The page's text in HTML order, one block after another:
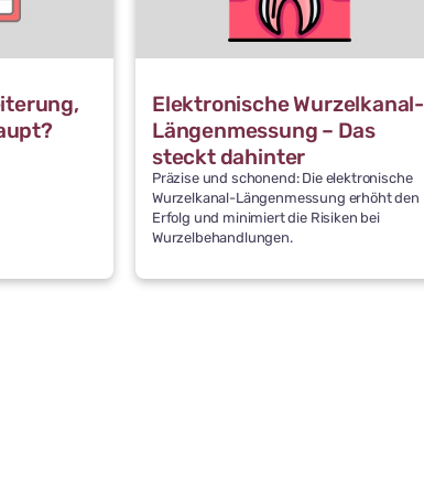
Elektronische Wurzelkanal-
Längenmessung – Das
steckt dahinter
Präzise und schonend: Die elektronische
Wurzelkanal-Längenmessung erhöht den
Erfolg und minimiert die Risiken bei
Wurzelbehandlungen.